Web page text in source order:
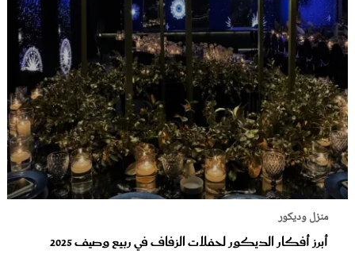
منزل وديكور
أبرز أفكار الديكور لحفلات الزفاف في ربيع وصيف 2025